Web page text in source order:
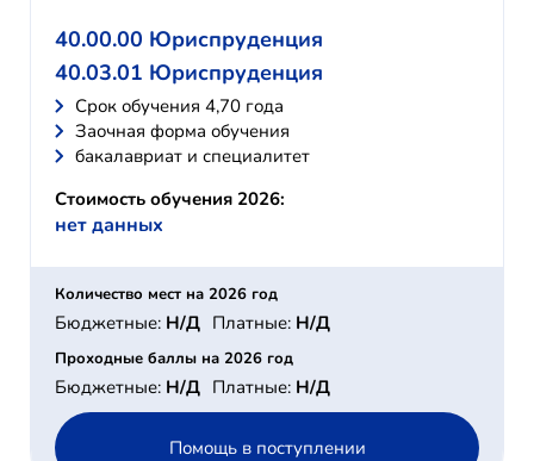
40.00.00 Юриспруденция
40.03.01 Юриспруденция
Cрок обучения 4,70 года
Заочная форма обучения
бакалавриат и специалитет
Стоимость обучения 2026:
нет данных
Количество мест на 2026 год
Бюджетные: Н/Д Платные: Н/Д
Проходные баллы на 2026 год
Бюджетные: Н/Д Платные: Н/Д
Помощь в поступлении